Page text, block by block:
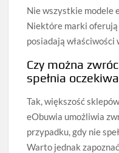
Nie wszystkie modele
Niektóre marki
posiadają właściwości
Czy można
spełnia
Tak, większość
eObuwia umożliwia
przypadku, gdy nie
Warto jednak